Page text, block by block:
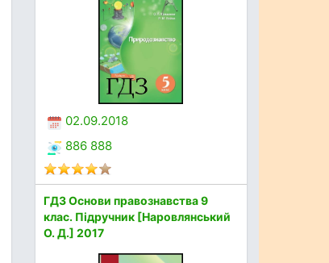
02.09.2018
886 888
ГДЗ Основи правознавства 9
клас. Підручник [Наровлянський
О. Д.] 2017